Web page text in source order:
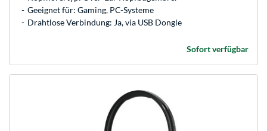
Geeignet für: Gaming, PC-Systeme
Drahtlose Verbindung: Ja, via USB Dongle
Sofort verfügbar